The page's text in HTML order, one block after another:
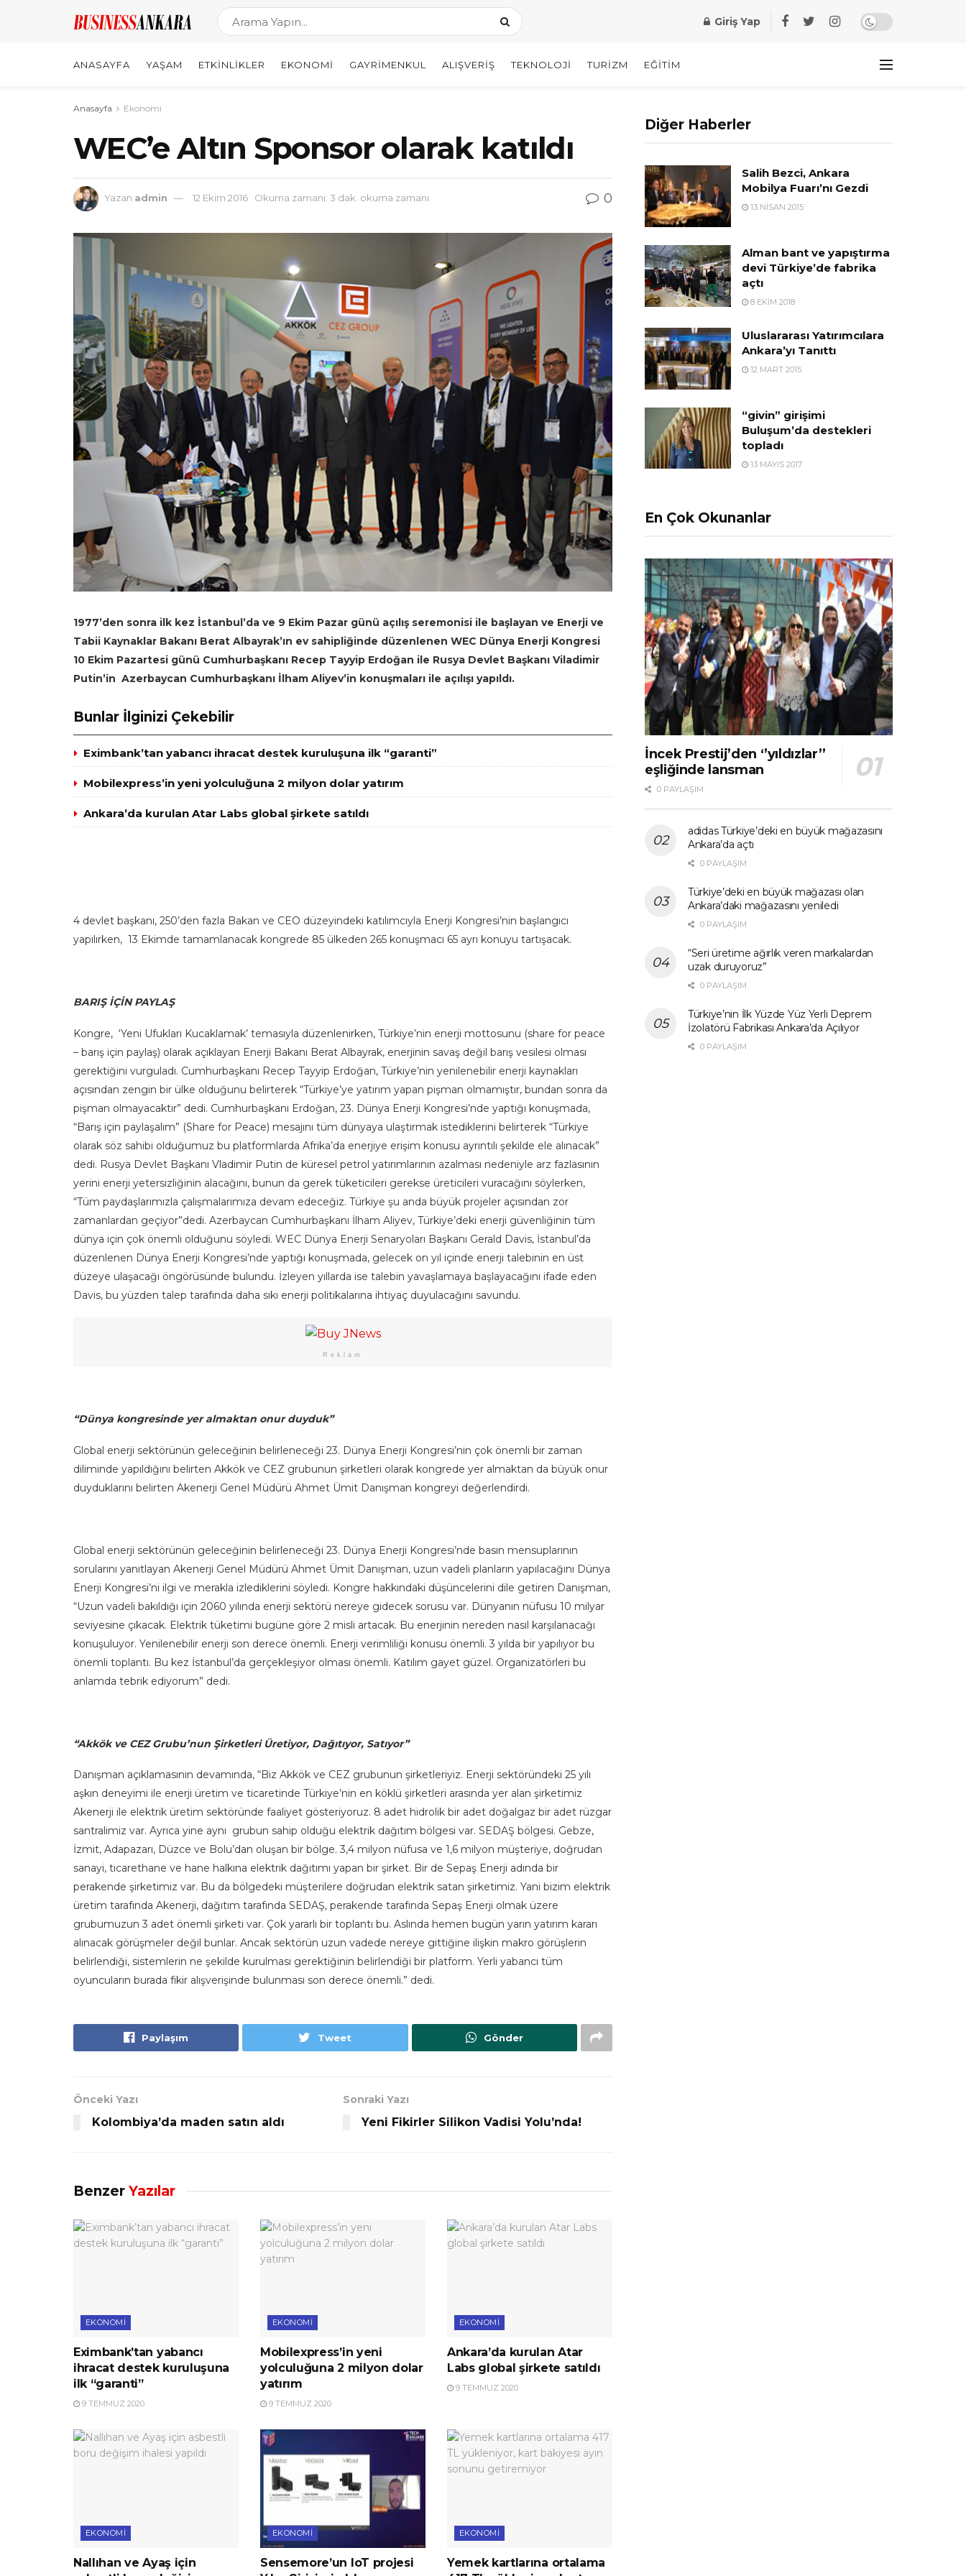
Giriş Yap
ANASAYFA YAŞAM ETKINLIKLER EKONOMI GAYRIMENKUL ALIŞVERIŞ TEKNOLOJI TURIZM EĞITIM
Anasayfa Ekonomi
WEC’e Altın Sponsor olarak katıldı
Yazan admin 12 Ekim 2016 Okuma zamanı: 3 dak. okuma zamanı 0
1977’den sonra ilk kez İstanbul’da ve 9 Ekim Pazar günü açılış seremonisi ile başlayan ve Enerji ve
Tabii Kaynaklar Bakanı Berat Albayrak’ın ev sahipliğinde düzenlenen WEC Dünya Enerji Kongresi
10 Ekim Pazartesi günü Cumhurbaşkanı Recep Tayyip Erdoğan ile Rusya Devlet Başkanı Viladimir
Putin’in Azerbaycan Cumhurbaşkanı İlham Aliyev’in konuşmaları ile açılışı yapıldı.
Bunlar İlginizi Çekebilir
Eximbank’tan yabancı ihracat destek kuruluşuna ilk “garanti”
Mobilexpress’in yeni yolculuğuna 2 milyon dolar yatırım
Ankara’da kurulan Atar Labs global şirkete satıldı
4 devlet başkanı, 250’den fazla Bakan ve CEO düzeyindeki katılımcıyla Enerji Kongresi’nin başlangıcı
yapılırken, 13 Ekimde tamamlanacak kongrede 85 ülkeden 265 konuşmacı 65 ayrı konuyu tartışacak.
BARIŞ İÇİN PAYLAŞ
Kongre, ‘Yeni Ufukları Kucaklamak’ temasıyla düzenlenirken, Türkiye’nin enerji mottosunu (share for peace
– barış için paylaş) olarak açıklayan Enerji Bakanı Berat Albayrak, enerjinin savaş değil barış vesilesi olması
gerektiğini vurguladı. Cumhurbaşkanı Recep Tayyip Erdoğan, Türkiye’nin yenilenebilir enerji kaynakları
açısından zengin bir ülke olduğunu belirterek “Türkiye’ye yatırım yapan pişman olmamıştır, bundan sonra da
pişman olmayacaktır” dedi. Cumhurbaşkanı Erdoğan, 23. Dünya Enerji Kongresi’nde yaptığı konuşmada,
“Barış için paylaşalım” (Share for Peace) mesajını tüm dünyaya ulaştırmak istediklerini belirterek “Türkiye
olarak söz sahibi olduğumuz bu platformlarda Afrika’da enerjiye erişim konusu ayrıntılı şekilde ele alınacak”
dedi. Rusya Devlet Başkanı Vladimir Putin de küresel petrol yatırımlarının azalması nedeniyle arz fazlasının
yerini enerji yetersizliğinin alacağını, bunun da gerek tüketicileri gerekse üreticileri vuracağını söylerken,
“Tüm paydaşlarımızla çalışmalarımıza devam edeceğiz. Türkiye şu anda büyük projeler açısından zor
zamanlardan geçiyor”dedi. Azerbaycan Cumhurbaşkanı İlham Aliyev, Türkiye’deki enerji güvenliğinin tüm
dünya için çok önemli olduğunu söyledi. WEC Dünya Enerji Senaryoları Başkanı Gerald Davis, İstanbul’da
düzenlenen Dünya Enerji Kongresi’nde yaptığı konuşmada, gelecek on yıl içinde enerji talebinin en üst
düzeye ulaşacağı öngörüsünde bulundu. İzleyen yıllarda ise talebin yavaşlamaya başlayacağını ifade eden
Davis, bu yüzden talep tarafında daha sıkı enerji politikalarına ihtiyaç duyulacağını savundu.
Reklam
“Dünya kongresinde yer almaktan onur duyduk”
Global enerji sektörünün geleceğinin belirleneceği 23. Dünya Enerji Kongresi’nin çok önemli bir zaman
diliminde yapıldığını belirten Akkök ve CEZ grubunun şirketleri olarak kongrede yer almaktan da büyük onur
duyduklarını belirten Akenerji Genel Müdürü Ahmet Ümit Danışman kongreyi değerlendirdi.
Global enerji sektörünün geleceğinin belirleneceği 23. Dünya Enerji Kongresi’nde basın mensuplarının
sorularını yanıtlayan Akenerji Genel Müdürü Ahmet Ümit Danışman, uzun vadeli planların yapılacağını Dünya
Enerji Kongresi’ni ilgi ve merakla izlediklerini söyledi. Kongre hakkındaki düşüncelerini dile getiren Danışman,
“Uzun vadeli bakıldığı için 2060 yılında enerji sektörü nereye gidecek sorusu var. Dünyanın nüfusu 10 milyar
seviyesine çıkacak. Elektrik tüketimi bugüne göre 2 misli artacak. Bu enerjinin nereden nasıl karşılanacağı
konuşuluyor. Yenilenebilir enerji son derece önemli. Enerji verimliliği konusu önemli. 3 yılda bir yapılıyor bu
önemli toplantı. Bu kez İstanbul’da gerçekleşiyor olması önemli. Katılım gayet güzel. Organizatörleri bu
anlamda tebrik ediyorum” dedi.
“Akkök ve CEZ Grubu’nun Şirketleri Üretiyor, Dağıtıyor, Satıyor”
Danışman açıklamasının devamında, “Biz Akkök ve CEZ grubunun şirketleriyiz. Enerji sektöründeki 25 yılı
aşkın deneyimi ile enerji üretim ve ticaretinde Türkiye’nin en köklü şirketleri arasında yer alan şirketimiz
Akenerji ile elektrik üretim sektöründe faaliyet gösteriyoruz. 8 adet hidrolik bir adet doğalgaz bir adet rüzgar
santralimiz var. Ayrıca yine aynı grubun sahip olduğu elektrik dağıtım bölgesi var. SEDAŞ bölgesi. Gebze,
İzmit, Adapazarı, Düzce ve Bolu’dan oluşan bir bölge. 3,4 milyon nüfusa ve 1,6 milyon müşteriye, doğrudan
sanayi, ticarethane ve hane halkına elektrik dağıtımı yapan bir şirket. Bir de Sepaş Enerji adında bir
perakende şirketimiz var. Bu da bölgedeki müşterilere doğrudan elektrik satan şirketimiz. Yani bizim elektrik
üretim tarafında Akenerji, dağıtım tarafında SEDAŞ, perakende tarafında Sepaş Enerji olmak üzere
grubumuzun 3 adet önemli şirketi var. Çok yararlı bir toplantı bu. Aslında hemen bugün yarın yatırım kararı
alınacak görüşmeler değil bunlar. Ancak sektörün uzun vadede nereye gittiğine ilişkin makro görüşlerin
belirlendiği, sistemlerin ne şekilde kurulması gerektiğinin belirlendiği bir platform. Yerli yabancı tüm
oyuncuların burada fikir alışverişinde bulunması son derece önemli.” dedi.
Paylaşım Tweet Gönder
Önceki Yazı
Kolombiya’da maden satın aldı
Sonraki Yazı
Yeni Fikirler Silikon Vadisi Yolu’nda!
Benzer Yazılar
EKONOMI
Eximbank’tan yabancı
ihracat destek kuruluşuna
ilk “garanti”
9 TEMMUZ 2020
EKONOMI
Mobilexpress’in yeni
yolculuğuna 2 milyon dolar
yatırım
9 TEMMUZ 2020
EKONOMI
Ankara’da kurulan Atar
Labs global şirkete satıldı
9 TEMMUZ 2020
EKONOMI
Nallıhan ve Ayaş için
EKONOMI
Sensemore’un IoT projesi
EKONOMI
Yemek kartlarına ortalama
Diğer Haberler
Salih Bezci, Ankara
Mobilya Fuarı’nı Gezdi
13 NISAN 2015
Alman bant ve yapıştırma
devi Türkiye’de fabrika
açtı
8 EKIM 2018
Uluslararası Yatırımcılara
Ankara’yı Tanıttı
12 MART 2015
“givin” girişimi
Buluşum’da destekleri
topladı
13 MAYIS 2017
En Çok Okunanlar
İncek Prestij’den ‘’yıldızlar’’
eşliğinde lansman
0 PAYLAŞIM
adidas Türkiye’deki en büyük mağazasını
Ankara’da açtı
0 PAYLAŞIM
Türkiye’deki en büyük mağazası olan
Ankara’daki mağazasını yeniledi
0 PAYLAŞIM
“Seri üretime ağırlık veren markalardan
uzak duruyoruz”
0 PAYLAŞIM
Türkiye’nin İlk Yüzde Yüz Yerli Deprem
İzolatörü Fabrikası Ankara’da Açılıyor
0 PAYLAŞIM